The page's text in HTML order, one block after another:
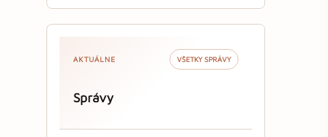
AKTUÁLNE VŠETKY SPRÁVY
Správy